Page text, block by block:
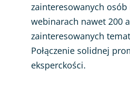
zainteresowanych
webinarach nawet 200
zainteresowanych
Połączenie solidnej
eksperckości.